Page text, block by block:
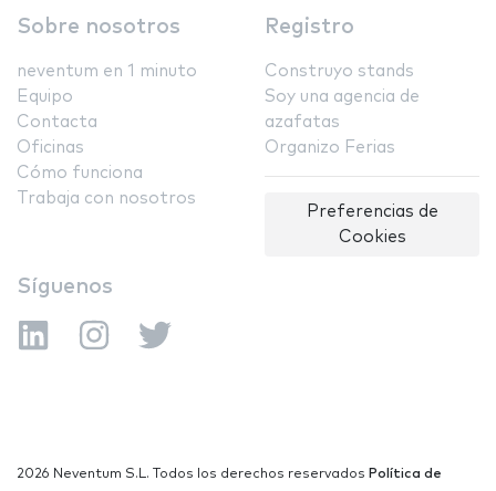
Sobre nosotros
neventum en 1 minuto
Equipo
Contacta
Oficinas
Cómo funciona
Trabaja con nosotros
Registro
Construyo stands
Soy una agencia de
azafatas
Organizo Ferias
Preferencias de
Cookies
Síguenos
2026 Neventum S.L. Todos los derechos reservados Política de